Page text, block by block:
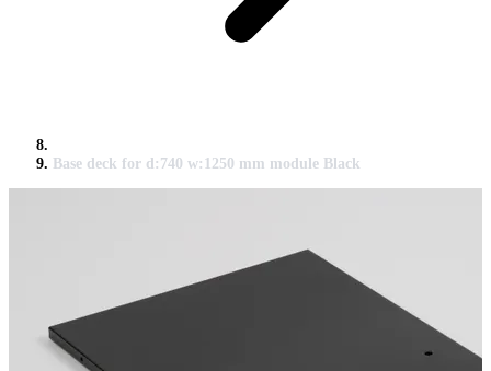
Base deck for d:740 w:1250 mm module Black